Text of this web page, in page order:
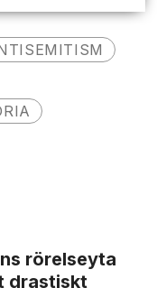
rörelseyta
drastiskt